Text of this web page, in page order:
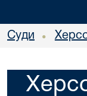
Суди •